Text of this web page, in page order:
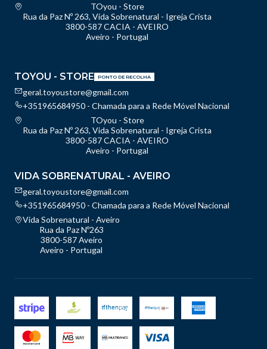
TOyou - Store
Rua da Paz Nº 263, Vida Sobrenatural - Igreja Crista
3800-587 CACIA - AVEIRO
Aveiro - Portugal
TOYOU - STORE PONTO DE RECOLHA
geral.toyoustore@gmail.com
+351965684950 - Chamada para a Rede Móvel Nacional
TOyou - Store
Rua da Paz Nº 263, Vida Sobrenatural - Igreja Crista
3800-587 CACIA - AVEIRO
Aveiro - Portugal
VIDA SOBRENATURAL - AVEIRO
geral.toyoustore@gmail.com
+351965684950 - Chamada para a Rede Móvel Nacional
Vida Sobrenatural - Aveiro
Rua da Paz Nº263
3800-587 Aveiro
Aveiro - Portugal